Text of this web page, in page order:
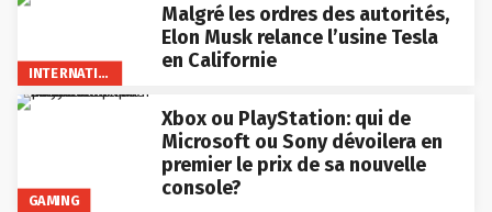
INTERNATIONAL
Malgré les ordres des autorités,
Elon Musk relance l’usine Tesla
en Californie
GAMING
Xbox ou PlayStation: qui de
Microsoft ou Sony dévoilera en
premier le prix de sa nouvelle
console?